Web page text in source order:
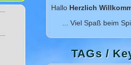
Hallo Herzlich
... Viel Spaß beim
TAGs /